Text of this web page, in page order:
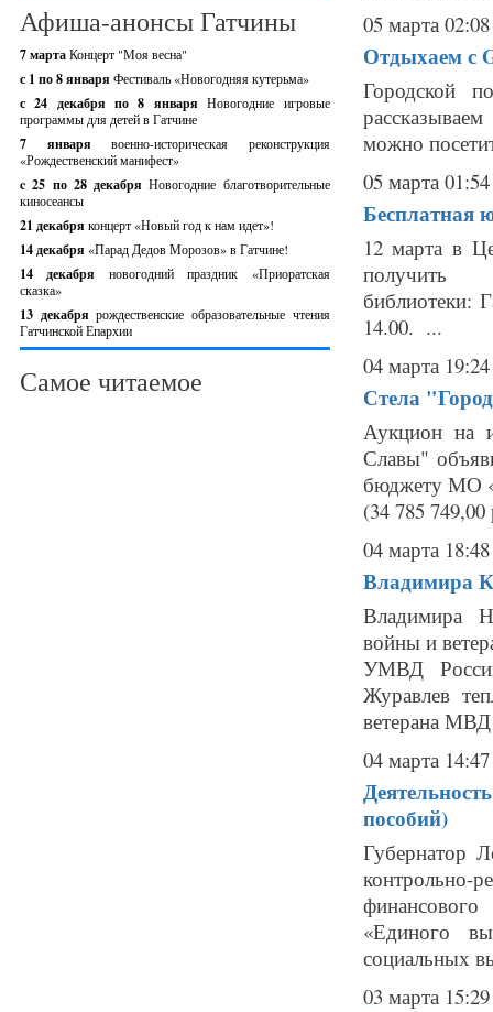
Афиша-анонсы Гатчины
7 мартаКонцерт "Моя весна"
с 1 по 8 января Фестиваль «Новогодняя кутерьма»
с 24 декабря по 8 январяНовогодние игровые
программы для детей в Гатчине
7 январявоенно-историческая реконструкция
«Рождественский манифест»
c 25 по 28 декабряНовогодние благотворительные
киносеансы
21 декабря концерт «Новый год к нам идет»!
14 декабря «Парад Дедов Морозов» в Гатчине!
14 декабря новогодний праздник «Приоратская
сказка»
13 декабрярождественские образовательные чтения
Гатчинской Епархии
Самое читаемое
05 марта 02:08
Отдыхаем с
Городской
можно
05 марта 01:54
Бесплатная
12 марта в
получить
библиотеки:
14.00. ...
04 марта 19:24
Стела
Аукцион на
Славы"
бюджету МО
(34 785
04 марта 18:48
Владимира
Владимира
войны и
УМВД
Журавлев
ветерана
04 марта 14:47
пособий)
Губернатор
«Единого
социальных
03 марта 15:29